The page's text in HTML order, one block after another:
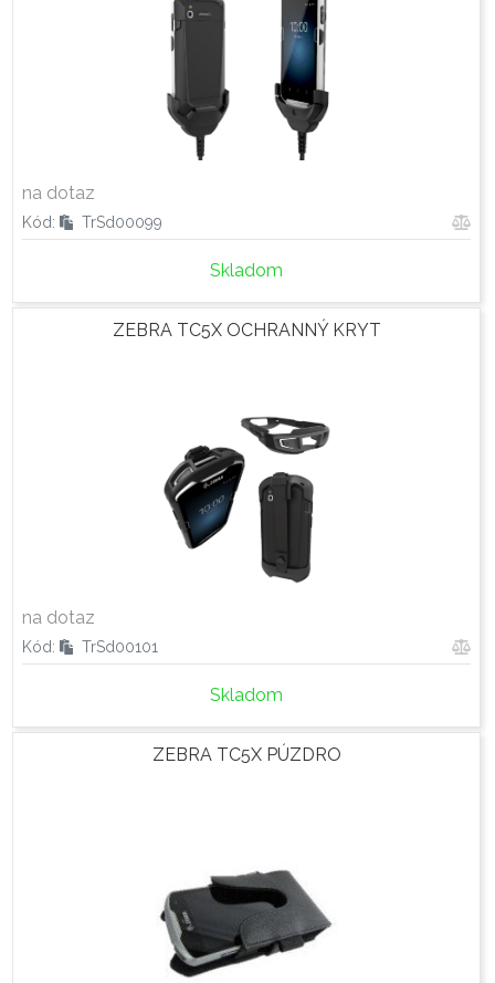
na dotaz
Kód: TrSd00099
Skladom
ZEBRA TC5X OCHRANNÝ KRYT
na dotaz
Kód: TrSd00101
Skladom
ZEBRA TC5X PÚZDRO